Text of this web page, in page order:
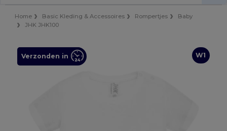
Home Basic Kleding & Accessoires Rompertjes
Baby
JHK JHK100
W1
Verzonden in